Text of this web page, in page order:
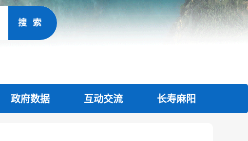
政府数据 互动交流 长寿麻阳